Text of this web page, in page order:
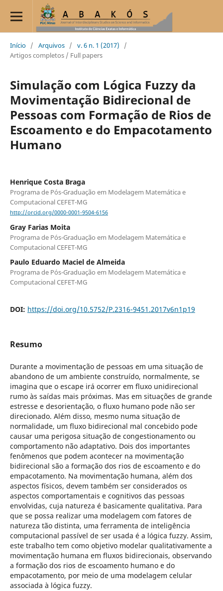
Início / Arquivos / v. 6 n. 1 (2017)
/
Artigos completos / Full papers
Simulação com Lógica Fuzzy da
Movimentação Bidirecional de
Pessoas com Formação de Rios de
Escoamento e do Empacotamento
Humano
Henrique Costa Braga
Programa de Pós-Graduação em Modelagem Matemática e
Computacional CEFET-MG
http://orcid.org/0000-0001-9504-6156
Gray Farias Moita
Programa de Pós-Graduação em Modelagem Matemática e
Computacional CEFET-MG
Paulo Eduardo Maciel de Almeida
Programa de Pós-Graduação em Modelagem Matemática e
Computacional CEFET-MG
DOI: https://doi.org/10.5752/P.2316-9451.2017v6n1p19
Resumo
Durante a movimentação de pessoas em uma situação de
abandono de um ambiente construído, normalmente, se
imagina que o escape irá ocorrer em fluxo unidirecional
rumo às saídas mais próximas. Mas em situações de grande
estresse e desorientação, o fluxo humano pode não ser
direcionado. Além disso, mesmo numa situação de
normalidade, um fluxo bidirecional mal concebido pode
causar uma perigosa situação de congestionamento ou
comportamento não adaptativo. Dois dos importantes
fenômenos que podem acontecer na movimentação
bidirecional são a formação dos rios de escoamento e do
empacotamento. Na movimentação humana, além dos
aspectos físicos, devem também ser considerados os
aspectos comportamentais e cognitivos das pessoas
envolvidas, cuja natureza é basicamente qualitativa. Para
que se possa realizar uma modelagem com fatores de
natureza tão distinta, uma ferramenta de inteligência
computacional passível de ser usada é a lógica fuzzy. Assim,
este trabalho tem como objetivo modelar qualitativamente a
movimentação humana em fluxos bidirecionais, observando
a formação dos rios de escoamento humano e do
empacotamento, por meio de uma modelagem celular
associada à lógica fuzzy.